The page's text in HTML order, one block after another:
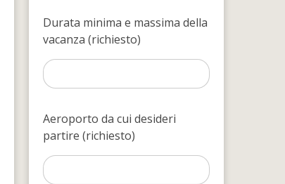
Durata minima e massima della
vacanza (richiesto)
Aeroporto da cui desideri
partire (richiesto)